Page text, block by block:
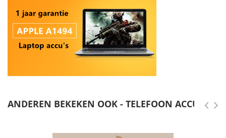
ANDEREN BEKEKEN OOK - TELEFOON ACCU'S